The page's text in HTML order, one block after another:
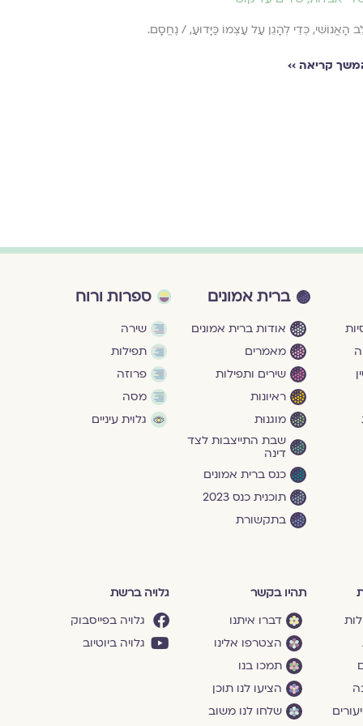
הָאֱנוֹשִׁי, כְּדֵי לְהָגֵן עַל עַצְמוֹ כַּיָּדוּעַ, / נֶחֱסָם.
קריאה ››
ברית אמונים
אודות ברית אמונים
מאמרים
שירים ותפילות
ראיונות
מוגנוּת
שבת התייצבות לצד
דינה
כנס ברית אמונים
תוכנית כנס 2023
בתקשורת
ספרות ורוח
שירה
תפילות
פרוזה
מסה
גלוית עיניים
תהיו בקשר
דברו איתנו
הצטרפו אלינו
תמכו בנו
הציעו לנו תוכן
שלחו לנו משוב
גלויה ברשת
גלויה בפייסבוק
גלויה ביוטיוב